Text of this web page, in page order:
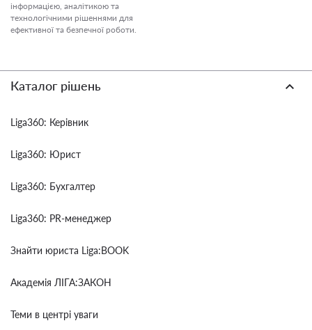
інформацією, аналітикою та
технологічними рішеннями для
ефективної та безпечної роботи.
Каталог рішень
Liga360: Керівник
Liga360: Юрист
Liga360: Бухгалтер
Liga360: PR-менеджер
Знайти юриста Liga:BOOK
Академія ЛІГА:ЗАКОН
Теми в центрі уваги